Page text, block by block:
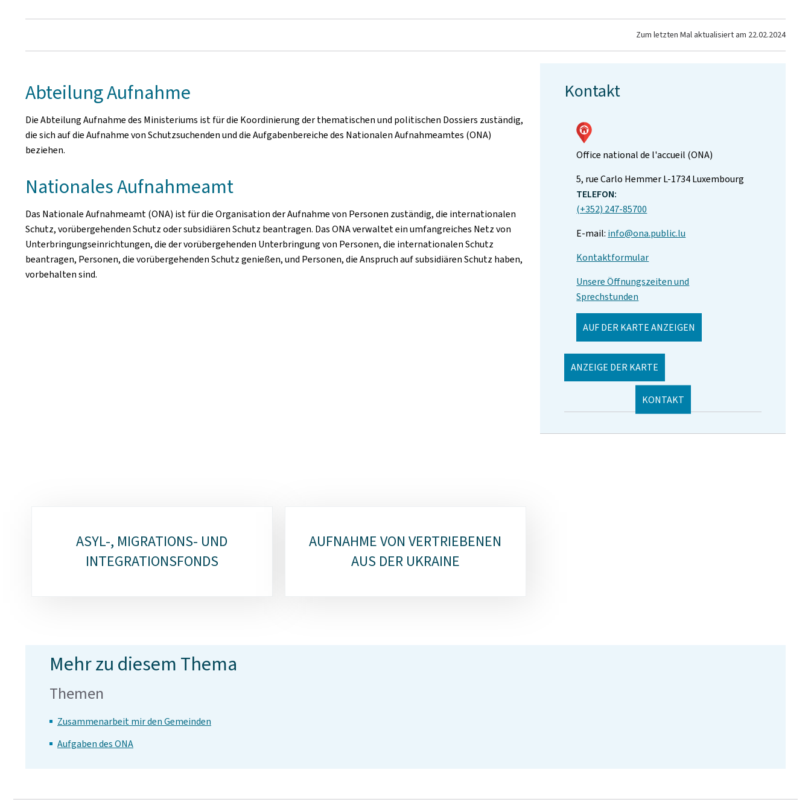
Zum letzten Mal aktualisiert am 22.02.2024
Abteilung Aufnahme
Die Abteilung Aufnahme des Ministeriums ist für die Koordinierung der thematischen und politischen Dossiers zuständig,
die sich auf die Aufnahme von Schutzsuchenden und die Aufgabenbereiche des Nationalen Aufnahmeamtes (ONA)
beziehen.
Nationales Aufnahmeamt
Das Nationale Aufnahmeamt (ONA) ist für die Organisation der Aufnahme von Personen zuständig, die internationalen
Schutz, vorübergehenden Schutz oder subsidiären Schutz beantragen. Das ONA verwaltet ein umfangreiches Netz von
Unterbringungseinrichtungen, die der vorübergehenden Unterbringung von Personen, die internationalen Schutz
beantragen, Personen, die vorübergehenden Schutz genießen, und Personen, die Anspruch auf subsidiären Schutz haben,
vorbehalten sind.
Kontakt
Office national de l'accueil (ONA)
ADRESSE:
5, rue Carlo HemmerL-1734Luxembourg
TELEFON:
(+352) 247-85700
E-mail: info@ona.public.lu
Kontaktformular
Unsere Öffnungszeiten und
Sprechstunden
AUF DER KARTE ANZEIGEN
ANZEIGE DER KARTE
KONTAKT
ASYL-, MIGRATIONS- UND
INTEGRATIONSFONDS
AUFNAHME VON VERTRIEBENEN
AUS DER UKRAINE
Mehr zu diesem Thema
Themen
Zusammenarbeit mir den Gemeinden
Aufgaben des ONA